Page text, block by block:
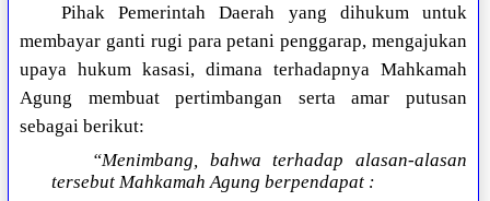
Pihak Pemerintah Daerah yang dihukum untuk
membayar ganti rugi para petani penggarap, mengajukan
upaya hukum kasasi, dimana terhadapnya Mahkamah
Agung membuat pertimbangan serta amar putusan
sebagai berikut:
“Menimbang, bahwa terhadap alasan-alasan
tersebut Mahkamah Agung berpendapat :